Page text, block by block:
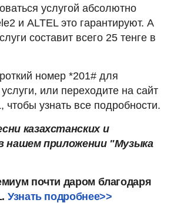
услугой абсолютно
и ALTEL это гарантируют. А
составит всего 25 тенге в
номер *201# для
или переходите на сайт
чтобы узнать все подробности.
казахстанских и
нашем приложении "Музыка
почти даром благодаря
Узнать подробнее>>